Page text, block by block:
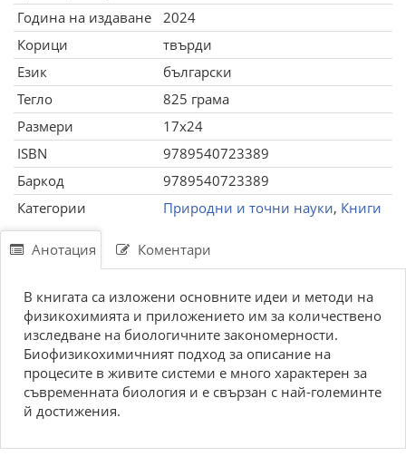
Година на издаване
2024
Корици
твърди
Език
български
Тегло
825 грама
Размери
17x24
ISBN
9789540723389
Баркод
9789540723389
Категории
Природни и точни науки, Книги
Анотация Коментари
В книгата са изложени основните идеи и методи на
физикохимията и приложението им за количествено
изследване на биологичните закономерности.
Биофизикохимичният подход за описание на
процесите в живите системи е много характерен за
съвременната биология и е свързан с най-големинте
й достижения.